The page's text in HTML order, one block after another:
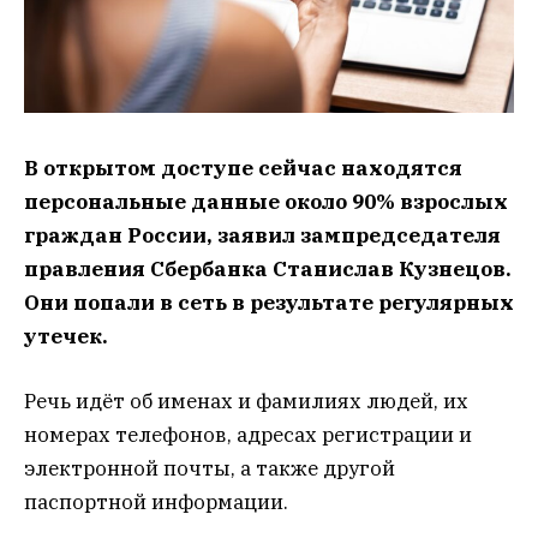
В открытом доступе сейчас находятся
персональные данные около 90% взрослых
граждан России, заявил зампредседателя
правления Сбербанка Станислав Кузнецов.
Они попали в сеть в результате регулярных
утечек.
Речь идёт об именах и фамилиях людей, их
номерах телефонов, адресах регистрации и
электронной почты, а также другой
паспортной информации.